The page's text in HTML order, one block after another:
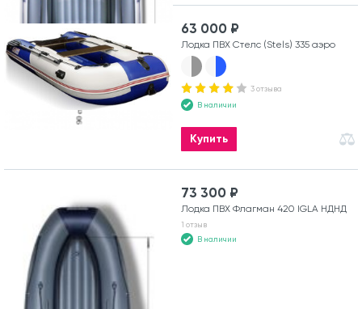
63 000 ₽
Лодка ПВХ Стелс (Stels) 335 аэро
3 отзыва
В наличии
Купить
73 300 ₽
Лодка ПВХ Флагман 420 IGLA НДНД
1 отзыв
В наличии